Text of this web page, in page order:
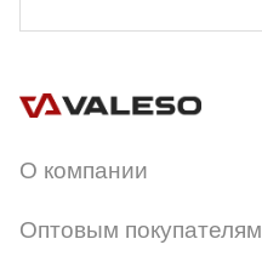
О компании
Оптовым покупателям